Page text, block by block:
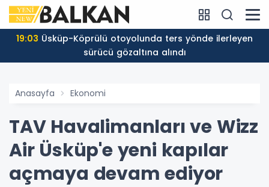
19:03
sürücü gözaltına alındı
Anasayfa Ekonomi
TAV Havalimanları ve Wizz
Air Üsküp'e yeni kapılar
açmaya devam ediyor